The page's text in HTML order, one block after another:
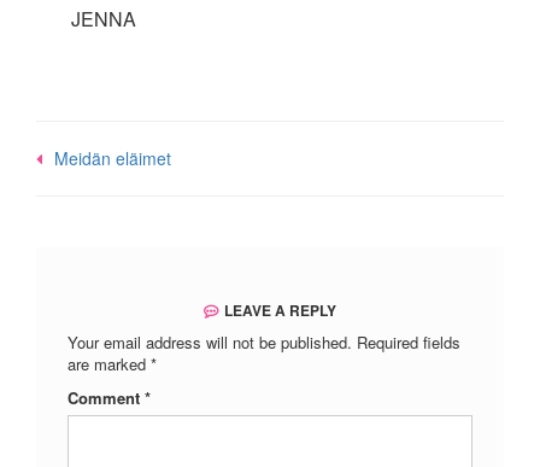
JENNA
Post
Meidän eläimet
LEAVE A REPLY
Your email address will not be published. Required fields
are marked *
Comment *